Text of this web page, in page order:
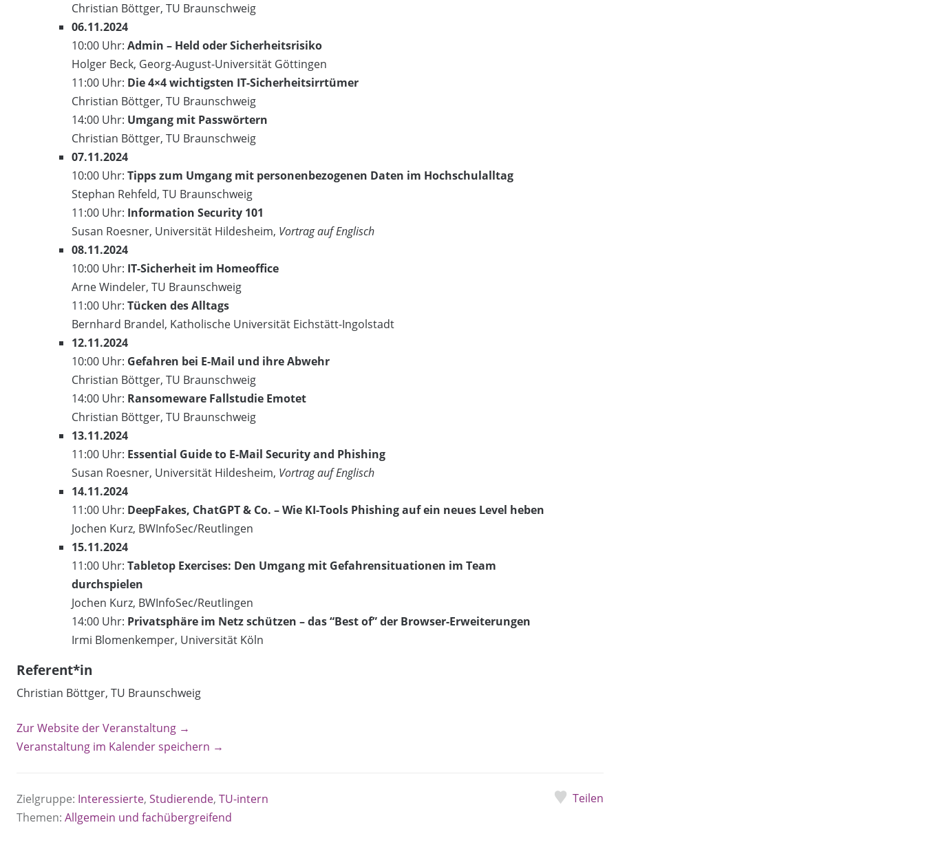
Christian Böttger, TU Braunschweig
06.11.2024
10:00 Uhr: Admin – Held oder Sicherheitsrisiko
Holger Beck, Georg-August-Universität Göttingen
11:00 Uhr: Die 4×4 wichtigsten IT-Sicherheitsirrtümer
Christian Böttger, TU Braunschweig
14:00 Uhr: Umgang mit Passwörtern
Christian Böttger, TU Braunschweig
07.11.2024
10:00 Uhr: Tipps zum Umgang mit personenbezogenen Daten im Hochschulalltag
Stephan Rehfeld, TU Braunschweig
11:00 Uhr: Information Security 101
Susan Roesner, Universität Hildesheim, Vortrag auf Englisch
08.11.2024
10:00 Uhr: IT-Sicherheit im Homeoffice
Arne Windeler, TU Braunschweig
11:00 Uhr: Tücken des Alltags
Bernhard Brandel, Katholische Universität Eichstätt-Ingolstadt
12.11.2024
10:00 Uhr: Gefahren bei E-Mail und ihre Abwehr
Christian Böttger, TU Braunschweig
14:00 Uhr: Ransomeware Fallstudie Emotet
Christian Böttger, TU Braunschweig
13.11.2024
11:00 Uhr: Essential Guide to E-Mail Security and Phishing
Susan Roesner, Universität Hildesheim, Vortrag auf Englisch
14.11.2024
11:00 Uhr: DeepFakes, ChatGPT & Co. – Wie KI-Tools Phishing auf ein neues Level heben
Jochen Kurz, BWInfoSec/Reutlingen
15.11.2024
11:00 Uhr: Tabletop Exercises: Den Umgang mit Gefahrensituationen im Team
durchspielen
Jochen Kurz, BWInfoSec/Reutlingen
14:00 Uhr: Privatsphäre im Netz schützen – das “Best of” der Browser-Erweiterungen
Irmi Blomenkemper, Universität Köln
Referent*in
Christian Böttger, TU Braunschweig
Zur Website der Veranstaltung →
Veranstaltung im Kalender speichern →
Zielgruppe: Interessierte, Studierende, TU-intern
Themen: Allgemein und fachübergreifend
Teilen